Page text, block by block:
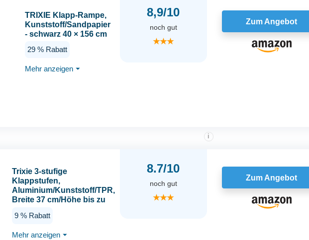
TRIXIE Klapp-Rampe,
Kunststoff/Sandpapier
- schwarz 40 × 156 cm
29 % Rabatt
Mehr anzeigen ⏷
8,9/10
noch gut
★★★
Zum Angebot
Trixie 3-stufige
Klappstufen,
Aluminium/Kunststoff/TPR,
Breite 37 cm/Höhe bis zu
9 % Rabatt
Mehr anzeigen ⏷
8.7/10
i
noch gut
★★★
Zum Angebot